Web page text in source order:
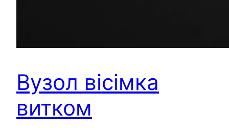
Вузол вісімка
витком